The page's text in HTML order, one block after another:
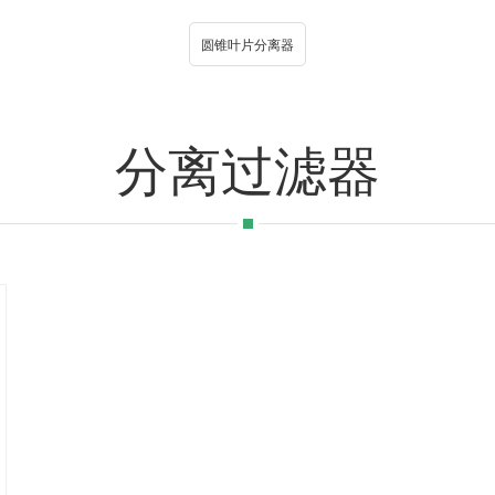
圆锥叶片分离器
分离过滤器